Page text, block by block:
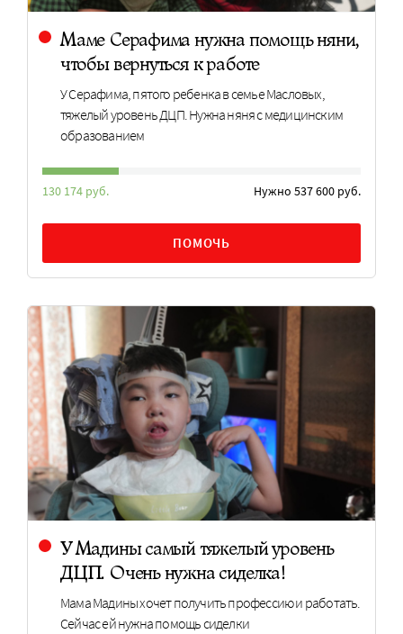
Маме Серафима нужна помощь няни,
чтобы вернуться к работе
У Серафима, пятого ребенка в семье Масловых,
тяжелый уровень ДЦП. Нужна няня с медицинским
образованием
130 174 руб. Нужно 537 600 руб.
ПОМОЧЬ
У Мадины самый тяжелый уровень
ДЦП. Очень нужна сиделка!
Мама Мадины хочет получить профессию и работать.
Сейчас ей нужна помощь сиделки